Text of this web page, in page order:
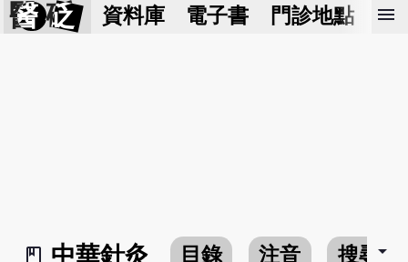
醫 砭 資料庫 電子書 門診地點 預
menu
book_2
中華針灸 目錄 注音 搜尋arrow_drop_down